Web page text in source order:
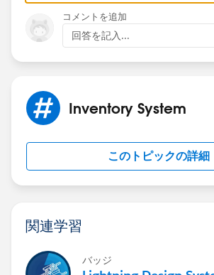
コメントを追加
回答を記入...
Inventory System
このトピックの詳細
関連学習
バッジ